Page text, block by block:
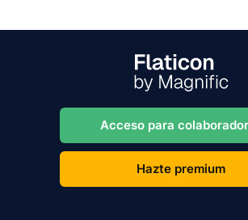
Acceso para
Hazte premium